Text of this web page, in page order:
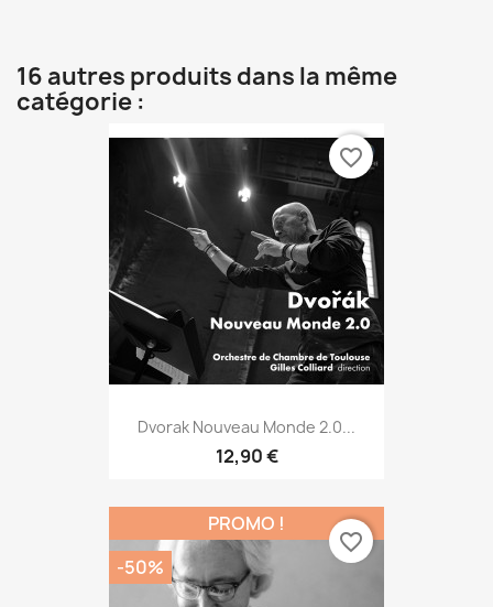
16 autres produits dans la même
catégorie :
Dvorak Nouveau Monde 2.0...
12,90 €
favorite_border
PROMO !
-50%
favorite_border